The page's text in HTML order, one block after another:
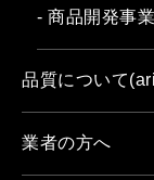
- 商品開発事業
品質について
業者の方へ